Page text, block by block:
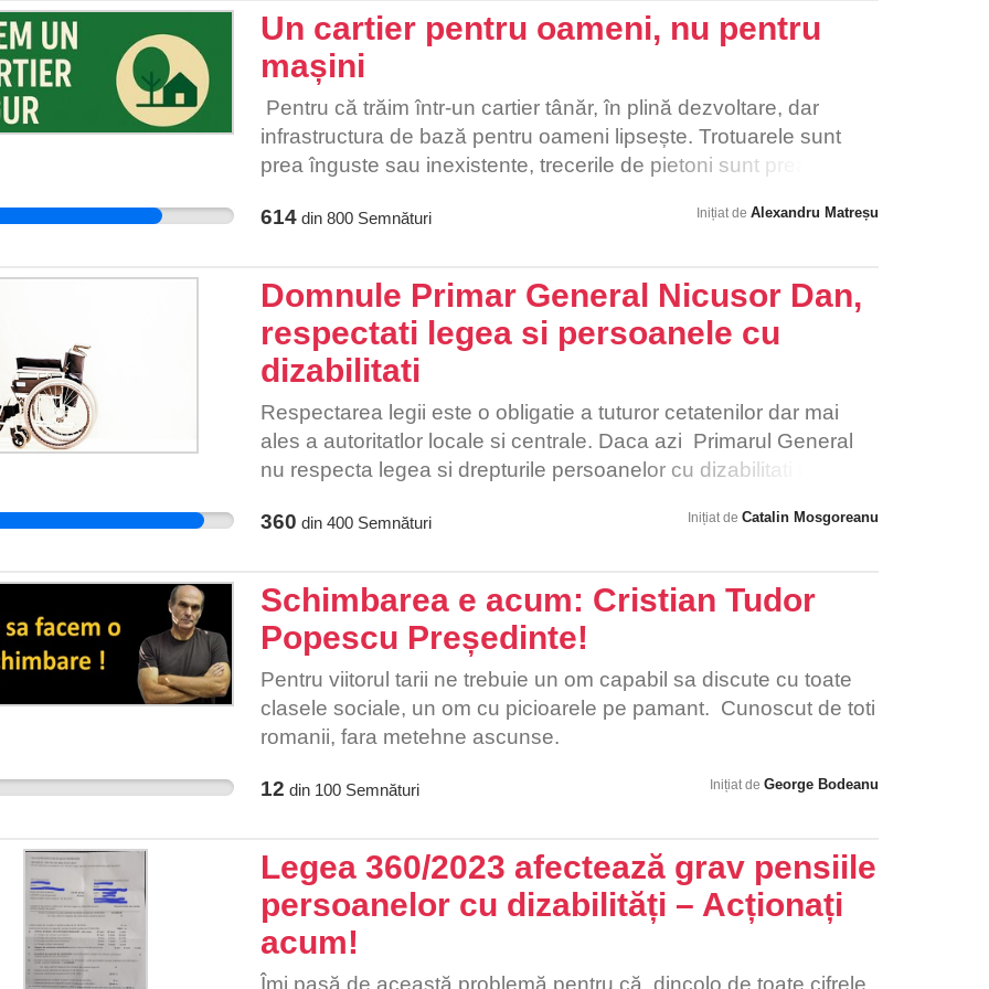
szól. Mindenki egyenlő esélyeket érdemel, és ez a jog nem lehet
vita tárgya. Ez emberség kérdése.
Un cartier pentru oameni, nu pentru
mașini
Pentru că trăim într-un cartier tânăr, în plină dezvoltare, dar
infrastructura de bază pentru oameni lipsește. Trotuarele sunt
prea înguste sau inexistente, trecerile de pietoni sunt prea puține,
părinții cu căruciorul sunt forțați să circule pe carosabil, iar
trăim aici. Pentru că ne dorim un cartier unde copiii pot merge în
siguranță la școală, unde părinții pot ieși cu cei mici la plimbare
fără frică, unde spațiul public este gândit pentru oameni, nu doar
pentru mașini. Această schimbare nu se va întâmpla decât dacă
cere respect și investiții reale în calitatea vieții din cartierul
nostru.
614din 800Semnături Inițiat de Alexandru Matreșu
Domnule Primar General Nicusor Dan,
respectati legea si persoanele cu
dizabilitati
Respectarea legii este o obligatie a tuturor cetatenilor dar mai
ales a autoritatlor locale si centrale. Daca azi Primarul General
nu respecta legea si drepturile persoanelor cu dizabilitati maine
categorii socio-profesionale.
360 din 400Semnături Inițiat de Catalin Mosgoreanu
Schimbarea e acum: Cristian Tudor
Popescu Președinte!
Pentru viitorul tarii ne trebuie un om capabil sa discute cu toate
clasele sociale, un om cu picioarele pe pamant. Cunoscut de toti
romanii, fara metehne ascunse.
12 din 100Semnături Inițiat de George Bodeanu
Legea 360/2023 afectează grav pensiile
persoanelor cu dizabilități – Acționați
acum!
Îmi pasă de această problemă pentru că, dincolo de toate cifrele